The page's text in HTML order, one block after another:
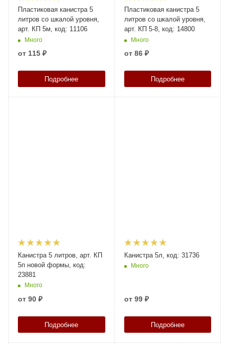
Пластиковая канистра 5
литров со шкалой уровня,
арт. КП 5м, код: 11106
Много
от 115 ₽
Подробнее
Пластиковая канистра 5
литров со шкалой уровня,
арт. КП 5-8, код: 14800
Много
от 86 ₽
Подробнее
Канистра 5 литров, арт. КП
5п новой формы, код:
23881
Много
от 90 ₽
Подробнее
Канистра 5л, код: 31736
Много
от 99 ₽
Подробнее